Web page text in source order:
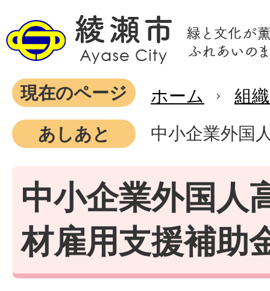
現在のページ ホーム
組
あしあと
中小企業外国
中小企業外国人
材雇用支援補助